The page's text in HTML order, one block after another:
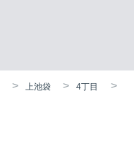
上池袋 4丁目